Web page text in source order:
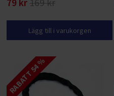
79 kr 169 kr
Lägg till i varukorgen
RABATT 54 %